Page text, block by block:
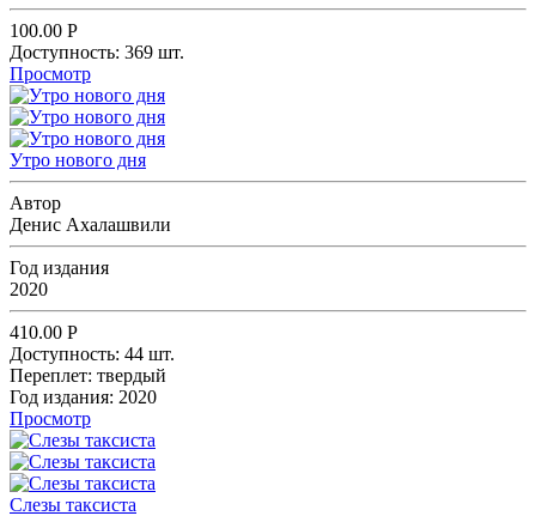
100.00 Р
Доступность: 369 шт.
Просмотр
Утро нового дня
Автор
Денис Ахалашвили
Год издания
2020
410.00 Р
Доступность: 44 шт.
Переплет: твердый
Год издания: 2020
Просмотр
Слезы таксиста